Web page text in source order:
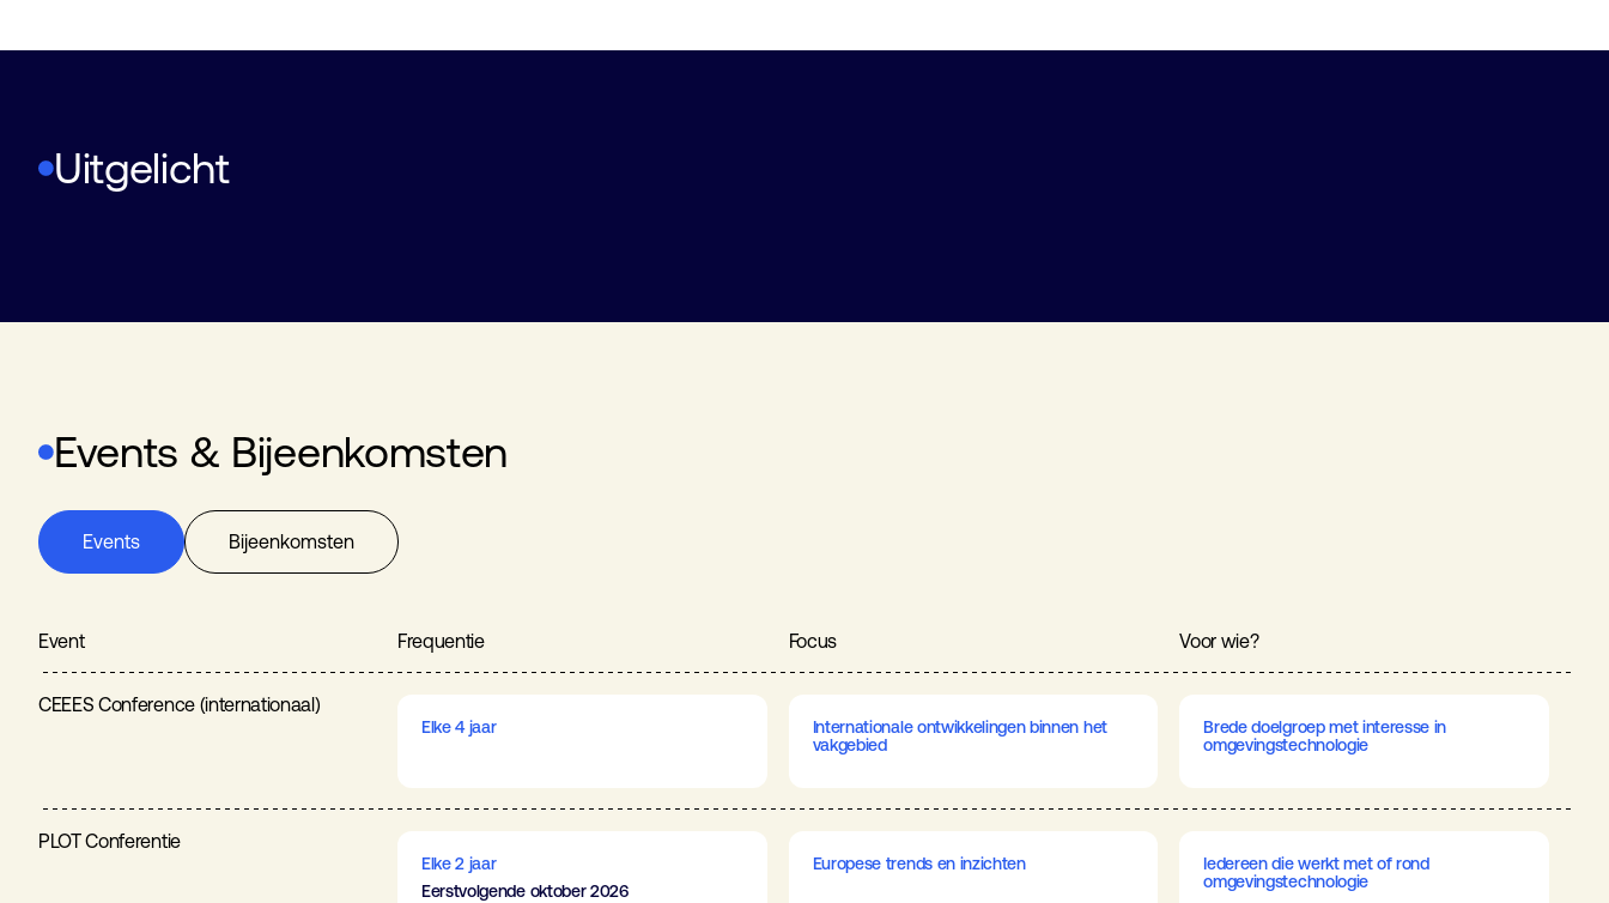
Uitgelicht
2 september 12:30
Events & Bijeenkomsten
Events Bijeenkomsten
Event Frequentie Focus Voor wie?
CEEES Conference (internationaal)
Elke 4 jaar
Internationale ontwikkelingen binnen het
vakgebied
Brede doelgroep met interesse in
omgevingstechnologie
PLOT Conferentie
Elke 2 jaar
Eerstvolgende oktober 2026
Europese trends en inzichten
Iedereen die werkt met of rond
omgevingstechnologie